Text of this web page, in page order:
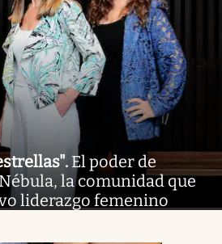
. El poder de
la comunidad que
liderazgo femenino